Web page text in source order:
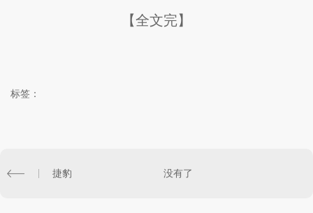
【全文完】
标签：
捷豹 没有了